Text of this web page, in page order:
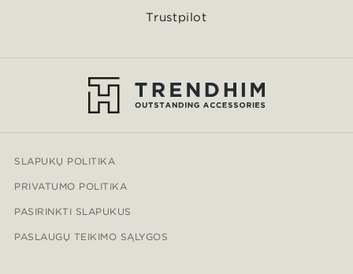
Trustpilot
SLAPUKŲ POLITIKA
PRIVATUMO POLITIKA
PASIRINKTI SLAPUKUS
PASLAUGŲ TEIKIMO SĄLYGOS